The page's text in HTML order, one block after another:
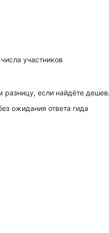
участников
разницу, если найдёте
ожидания ответа гида